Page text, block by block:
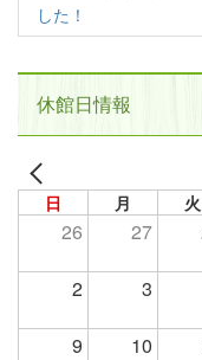
した！
休館日情報
日 月 火
26 27
2 3
9 10